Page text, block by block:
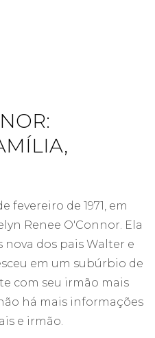
fevereiro de 1971, em
Renee O'Connor. Ela
nova dos pais Walter e
em um subúrbio de
com seu irmão mais
há mais informações
e irmão.